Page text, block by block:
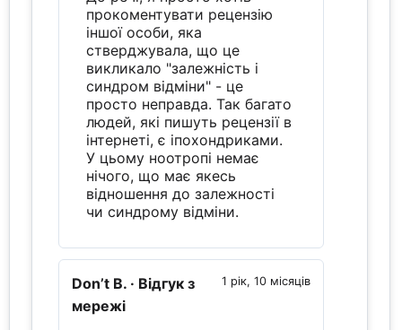
прокоментувати рецензію
іншої особи, яка
стверджувала, що це
викликало "залежність і
синдром відміни" - це
просто неправда. Так багато
людей, які пишуть рецензії в
інтернеті, є іпохондриками.
У цьому ноотропі немає
нічого, що має якесь
відношення до залежності
чи синдрому відміни.
1 рік, 10 місяців
Don’t B. · Відгук з
мережі